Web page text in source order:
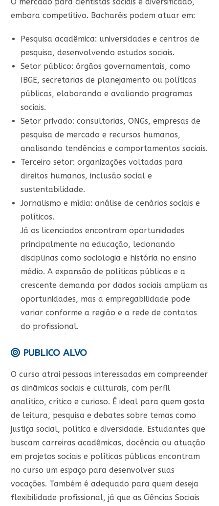
embora competitivo. Bacharéis podem atuar em:
Pesquisa acadêmica: universidades e centros de
pesquisa, desenvolvendo estudos sociais.
Setor público: órgãos governamentais, como
IBGE, secretarias de planejamento ou políticas
públicas, elaborando e avaliando programas
sociais.
Setor privado: consultorias, ONGs, empresas de
pesquisa de mercado e recursos humanos,
analisando tendências e comportamentos sociais.
Terceiro setor: organizações voltadas para
direitos humanos, inclusão social e
sustentabilidade.
Jornalismo e mídia: análise de cenários sociais e
políticos.
Já os licenciados encontram oportunidades
principalmente na educação, lecionando
disciplinas como sociologia e história no ensino
médio. A expansão de políticas públicas e a
crescente demanda por dados sociais ampliam as
oportunidades, mas a empregabilidade pode
variar conforme a região e a rede de contatos
do profissional.
PUBLICO ALVO
O curso atrai pessoas interessadas em compreender
as dinâmicas sociais e culturais, com perfil
analítico, crítico e curioso. É ideal para quem gosta
de leitura, pesquisa e debates sobre temas como
justiça social, política e diversidade. Estudantes que
buscam carreiras acadêmicas, docência ou atuação
em projetos sociais e políticas públicas encontram
no curso um espaço para desenvolver suas
vocações. Também é adequado para quem deseja
flexibilidade profissional, já que as Ciências Sociais